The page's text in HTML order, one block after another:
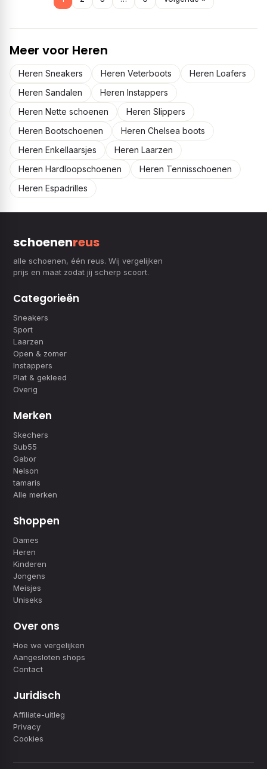
Meer voor Heren
Heren Sneakers Heren Veterboots
Heren Loafers
Heren Sandalen
Heren Instappers
Heren Nette schoenen
Heren Slippers
Heren Bootschoenen
Heren Chelsea boots
Heren Enkellaarsjes
Heren Laarzen
Heren Hardloopschoenen
Heren Tennisschoenen
Heren Espadrilles
schoenenreus
alle schoenen, één reus. Wij vergelijken
prijs en maat zodat jij scherp scoort.
Categorieën
Sneakers
Sport
Laarzen
Open & zomer
Instappers
Plat & gekleed
Overig
Merken
Skechers
Sub55
Gabor
Nelson
tamaris
Alle merken
Shoppen
Dames
Heren
Kinderen
Jongens
Meisjes
Uniseks
Over ons
Hoe we vergelijken
Aangesloten shops
Contact
Juridisch
Affiliate-uitleg
Privacy
Cookies